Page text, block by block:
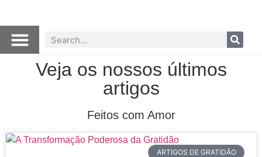
Veja os nossos últimos
artigos
Feitos com Amor
ARTIGOS DE GRATIDÃO